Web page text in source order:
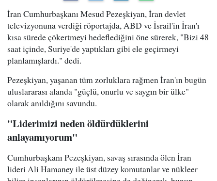
İran Cumhurbaşkanı Mesud Pezeşkiyan, İran devlet
televizyonuna verdiği röportajda, ABD ve İsrail'in İran'ı
kısa sürede çökertmeyi hedeflediğini öne sürerek, "Bizi 48
saat içinde, Suriye'de yaptıkları gibi ele geçirmeyi
planlamışlardı." dedi.
Pezeşkiyan, yaşanan tüm zorluklara rağmen İran'ın bugün
uluslararası alanda "güçlü, onurlu ve saygın bir ülke"
olarak anıldığını savundu.
"Liderimizi neden öldürdüklerini
anlayamıyorum"
Cumhurbaşkanı Pezeşkiyan, savaş sırasında ölen İran
lideri Ali Hamaney ile üst düzey komutanlar ve nükleer